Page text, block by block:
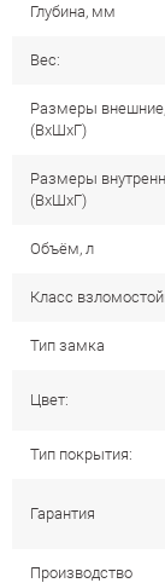
Глубина, мм
Вес:
Размеры
(ВхШхГ)
Размеры
(ВхШхГ)
Объём, л
Класс
Тип замка
Цвет:
Тип покрытия:
Гарантия
Производство